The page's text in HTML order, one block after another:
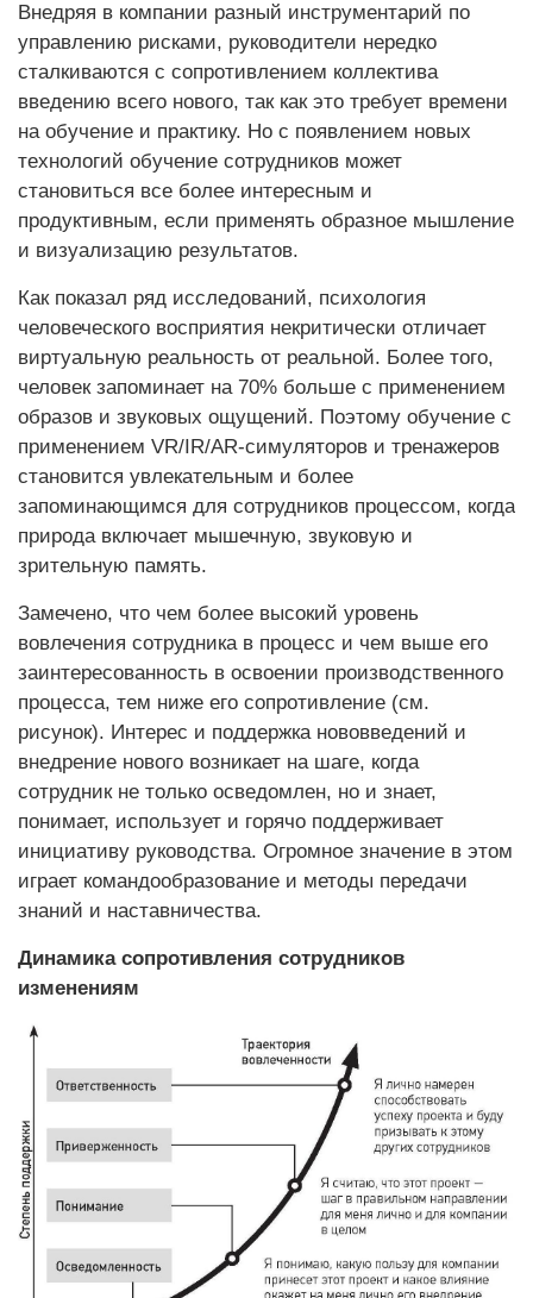
Внедряя в компании разный инструментарий по
управлению рисками, руководители нередко
сталкиваются с сопротивлением коллектива
введению всего нового, так как это требует времени
на обучение и практику. Но с появлением новых
технологий обучение сотрудников может
становиться все более интересным и
продуктивным, если применять образное мышление
и визуализацию результатов.
Как показал ряд исследований, психология
человеческого восприятия некритически отличает
виртуальную реальность от реальной. Более того,
человек запоминает на 70% больше с применением
образов и звуковых ощущений. Поэтому обучение с
применением VR/IR/AR-симуляторов и тренажеров
становится увлекательным и более
запоминающимся для сотрудников процессом, когда
природа включает мышечную, звуковую и
зрительную память.
Замечено, что чем более высокий уровень
вовлечения сотрудника в процесс и чем выше его
заинтересованность в освоении производственного
процесса, тем ниже его сопротивление (см.
рисунок). Интерес и поддержка нововведений и
внедрение нового возникает на шаге, когда
сотрудник не только осведомлен, но и знает,
понимает, использует и горячо поддерживает
инициативу руководства. Огромное значение в этом
играет командообразование и методы передачи
знаний и наставничества.
Динамика сопротивления сотрудников
изменениям